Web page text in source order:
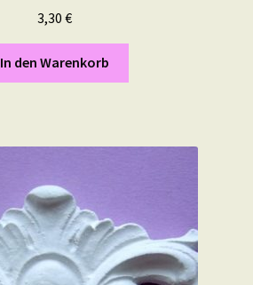
3,30 €
In den Warenkorb